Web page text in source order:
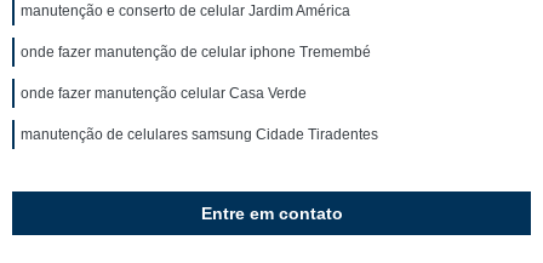
manutenção e conserto de celular Jardim América
onde fazer manutenção de celular iphone Tremembé
onde fazer manutenção celular Casa Verde
manutenção de celulares samsung Cidade Tiradentes
Entre em contato